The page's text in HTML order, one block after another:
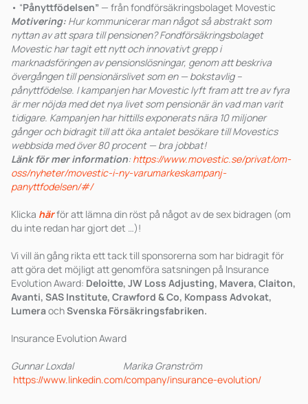
• “Pånyttfödelsen” — från fondförsäkringsbolaget Movestic
Motivering: Hur kommunicerar man något så abstrakt som
nyttan av att spara till pensionen? Fondförsäkringsbolaget
Movestic har tagit ett nytt och innovativt grepp i
marknadsföringen av pensionslösningar, genom att beskriva
övergången till pensionärslivet som en — bokstavlig –
pånyttfödelse. I kampanjen har Movestic lyft fram att tre av fyra
är mer nöjda med det nya livet som pensionär än vad man varit
tidigare. Kampanjen har hittills exponerats nära 10 miljoner
gånger och bidragit till att öka antalet besökare till Movestics
webbsida med över 80 procent — bra jobbat!
Länk för mer information: https://www.movestic.se/privat/om-
oss/nyheter/movestic-i-ny-varumarkeskampanj-
panyttfodelsen/#/
Klicka härför att lämna din röst på något av de sex bidragen (om
du inte redan har gjort det …)!
Vi vill än gång rikta ett tack till sponsorerna som har bidragit för
att göra det möjligt att genomföra satsningen på Insurance
Evolution Award: Deloitte, JW Loss Adjusting, Mavera, Claiton,
Avanti, SAS Institute, Crawford & Co, Kompass Advokat,
LumeraochSvenska Försäkringsfabriken.
Insurance Evolution Award
Gunnar Loxdal Marika Granström
https://www.linkedin.com/company/insurance-evolution/